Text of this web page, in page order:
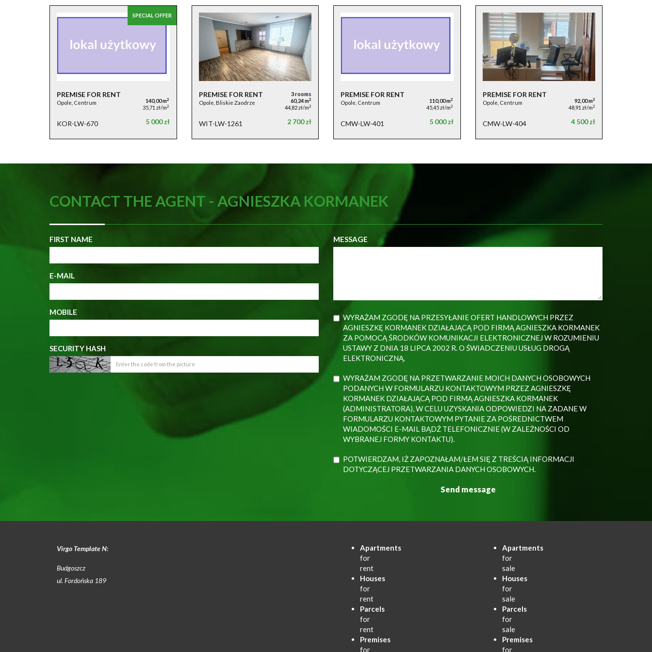
SPECIAL OFFER
PREMISE FOR RENT
Opole, Centrum 140,00 m2
35,71 zł/m2
KOR-LW-670 5 000 zł
PREMISE FOR RENT
Opole, Bliskie Zaodrze
3 rooms
60,24 m2
44,82 zł/m2
WIT-LW-1261 2 700 zł
PREMISE FOR RENT
Opole, Centrum 110,00 m2
45,45 zł/m2
CMW-LW-401 5 000 zł
PREMISE FOR RENT
Opole, Centrum 92,00 m2
48,91 zł/m2
CMW-LW-404 4 500 zł
CONTACT THE AGENT - AGNIESZKA KORMANEK
FIRST NAME
E-MAIL
MOBILE
SECURITY HASH
MESSAGE
WYRAŻAM ZGODĘ NA PRZESYŁANIE OFERT HANDLOWYCH PRZEZ
AGNIESZKĘ KORMANEK DZIAŁAJĄCĄ POD FIRMĄ AGNIESZKA KORMANEK
ZA POMOCĄ ŚRODKÓW KOMUNIKACJI ELEKTRONICZNEJ W ROZUMIENIU
USTAWY Z DNIA 18 LIPCA 2002 R. O ŚWIADCZENIU USŁUG DROGĄ
ELEKTRONICZNĄ.
WYRAŻAM ZGODĘ NA PRZETWARZANIE MOICH DANYCH OSOBOWYCH
PODANYCH W FORMULARZU KONTAKTOWYM PRZEZ AGNIESZKĘ
KORMANEK DZIAŁAJĄCĄ POD FIRMĄ AGNIESZKA KORMANEK
(ADMINISTRATORA), W CELU UZYSKANIA ODPOWIEDZI NA ZADANE W
FORMULARZU KONTAKTOWYM PYTANIE ZA POŚREDNICTWEM
WIADOMOŚCI E-MAIL BĄDŹ TELEFONICZNIE (W ZALEŻNOŚCI OD
WYBRANEJ FORMY KONTAKTU).
POTWIERDZAM, IŻ ZAPOZNAŁAM/ŁEM SIĘ Z TREŚCIĄ INFORMACJI
DOTYCZĄCEJ PRZETWARZANIA DANYCH OSOBOWYCH.
Virgo Template N:
Budgoszcz
ul. Fordońska 189
Apartments
for
rent
Houses
for
rent
Parcels
for
rent
Premises
for
Apartments
for
sale
Houses
for
sale
Parcels
for
sale
Premises
for